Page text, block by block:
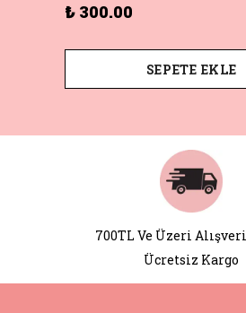
₺ 300.00
SEPETE EKLE
700TL Ve Üzeri
Ücretsiz Kargo